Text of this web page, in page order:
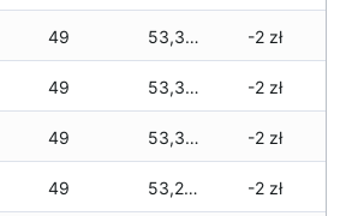
49 53,320 zł -2 zł
49 53,320 zł -2 zł
49 53,300 zł -2 zł
49 53,240 zł -2 zł